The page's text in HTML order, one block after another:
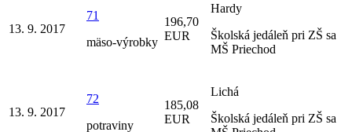
13. 9. 2017
71
mäso-výrobky
196,70
EUR
Hardy
Školská jedáleň pri ZŠ sa
MŠ Priechod
13. 9. 2017
72
potraviny
185,08
EUR
Lichá
Školská jedáleň pri ZŠ sa